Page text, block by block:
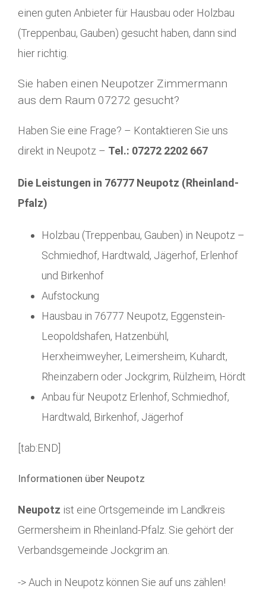
einen guten Anbieter für Hausbau oder Holzbau
(Treppenbau, Gauben) gesucht haben, dann sind
hier richtig.
Sie haben einen Neupotzer Zimmermann
aus dem Raum 07272 gesucht?
Haben Sie eine Frage? – Kontaktieren Sie uns
direkt in Neupotz – Tel.: 07272 2202 667
Die Leistungen in 76777 Neupotz (Rheinland-
Pfalz)
Holzbau (Treppenbau, Gauben) in Neupotz –
Schmiedhof, Hardtwald, Jägerhof, Erlenhof
und Birkenhof
Aufstockung
Hausbau in 76777 Neupotz, Eggenstein-
Leopoldshafen, Hatzenbühl,
Herxheimweyher, Leimersheim, Kuhardt,
Rheinzabern oder Jockgrim, Rülzheim, Hördt
Anbau für Neupotz Erlenhof, Schmiedhof,
Hardtwald, Birkenhof, Jägerhof
[tab:END]
Informationen über Neupotz
Neupotz ist eine Ortsgemeinde im Landkreis
Germersheim in Rheinland-Pfalz. Sie gehört der
Verbandsgemeinde Jockgrim an.
-> Auch in Neupotz können Sie auf uns zählen!